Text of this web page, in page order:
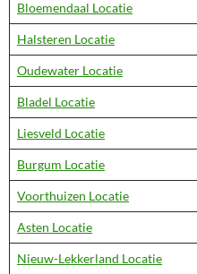
Bloemendaal Locatie
Halsteren Locatie
Oudewater Locatie
Bladel Locatie
Liesveld Locatie
Burgum Locatie
Voorthuizen Locatie
Asten Locatie
Nieuw-Lekkerland Locatie